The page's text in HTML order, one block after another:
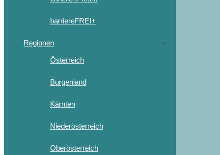
barriereFREI+
Regionen
Österreich
Burgenland
Kärnten
Niederösterreich
Oberösterreich